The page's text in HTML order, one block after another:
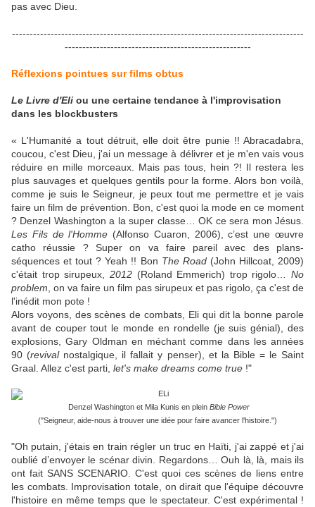
pas avec Dieu.
-----------------------------------------------------------------------------------
-----------------------------------------------------
Réflexions pointues sur films obtus
Le Livre d'Eli ou une certaine tendance à l'improvisation
dans les blockbusters
« L'Humanité a tout détruit, elle doit être punie !! Abracadabra,
coucou, c'est Dieu, j'ai un message à délivrer et je m'en vais vous
réduire en mille morceaux. Mais pas tous, hein ?! Il restera les
plus sauvages et quelques gentils pour la forme. Alors bon voilà,
comme je suis le Seigneur, je peux tout me permettre et je vais
faire un film de prévention. Bon, c'est quoi la mode en ce moment
? Denzel Washington a la super classe… OK ce sera mon Jésus.
Les Fils de l'Homme (Alfonso Cuaron, 2006), c’est une œuvre
catho réussie ? Super on va faire pareil avec des plans-
séquences et tout ? Yeah !! Bon The Road(John Hillcoat, 2009)
c'était trop sirupeux, 2012(Roland Emmerich) trop rigolo… No
problem , on va faire un film pas sirupeux et pas rigolo, ça c'est de
l'inédit mon pote !
Alors voyons, des scènes de combats, Eli qui dit la bonne parole
avant de couper tout le monde en rondelle (je suis génial), des
explosions, Gary Oldman en méchant comme dans les années
90 (revivalnostalgique, il fallait y penser), et la Bible = le Saint
Graal. Allez c'est parti, let's make dreams come true !"
Denzel Washington et Mila Kunis en plein Bible Power
("Seigneur, aide-nous à trouver une idée pour faire avancer l'histoire.")
"Oh putain, j'étais en train régler un truc en Haïti, j'ai zappé et j'ai
oublié d’envoyer le scénar divin. Regardons… Ouh là, là, mais ils
ont fait SANS SCENARIO. C'est quoi ces scènes de liens entre
les combats. Improvisation totale, on dirait que l'équipe découvre
l'histoire en même temps que le spectateur. C'est expérimental !